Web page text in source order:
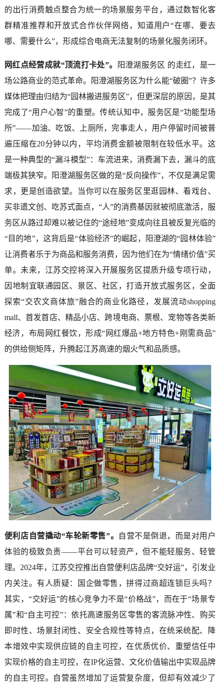
的出行消费触点整合为统一的场景服务平台，通过数智化客
群精准推荐和开放式合作伙伴网络，知道用户“在哪、要去
哪、需要什么”，形成综合电商无法复制的场景化服务闭环。
网红点经营成就“顶流打卡处”。
阳澄湖服务区 的走红，是一
场公路商业的范式革命。阳澄湖服务区为什么能“破圈”？许多
媒体把理由归结为“园林搬进服务区”，但更深层的原因，是其
完成了“用户心智”的重塑。传统认知中，服务区是“功能型场
所”——加油、吃饭、上厕所，完事走人，用户停留时间被普
遍压缩在20分钟以内，平均消费金额被限制在较低水平。这
是一种典型的“漏斗模型”：车流进来，消费漏下去，漏斗的底
端极其狭窄。阳澄湖服务区做的是“反向操作”，不仅是满足需
求，更是创造欲望。当你可以在服务区里逛园林、看戏台、
买非遗文创、吃苏式面点，“人”的消费基因就被彻底激活，服
务区从路过却难以被记住的“途经地”变成向往且被反复光临的
“目的地”，这背后是“体验经济”的崛起，阳澄湖的“园林体验”
让消费者乐于为商品和服务消费，因为他们在为“情绪价值”买
单。未来，江苏交控将深入开展服务区提质升级专项行动，
因地制宜联通园区、景区、社区，打造开放式服务区，全面
探索“交农文商体旅”融合的商业化路径，发展流动shopping
mall、首发首店、精品小店、跨境电商、票根、宠物等各类新
经济，布局网红餐饮，形成“网红爆品+地方特色+刚需商品”
的供给侧矩阵，升腾起江苏高速的烟火气和品质感。
便利店自营撬动“车轮新零售”。
自营不是倒退，而是对用户
体验的极致负责——平台可以轻资产，但不能轻服务、轻管
理。2024年，江苏交控推出自营便利店品牌“交好运”，引发业
内关注。有人质疑：国企做零售，拼得过商超连锁巨头吗？
其实，“交好运”的核心竞争力不是“价格战”，而在于“场景专
属”和“自主可控”：依托高速服务区零售的客流脉冲性、购买
即时性、场景封闭性、安全合规性等特点，在统采统配、降
本增效中实现供应链的自主可控，在优质优价、重塑信任中
实现价格的自主可控，在IP化运营、文化价值输出中实现品牌
的自主可控。自营虽然增加了运营复杂度，但却有效减少了